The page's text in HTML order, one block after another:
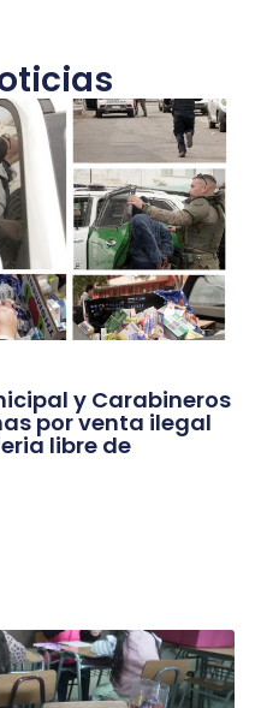
y Carabineros
por venta ilegal
libre de